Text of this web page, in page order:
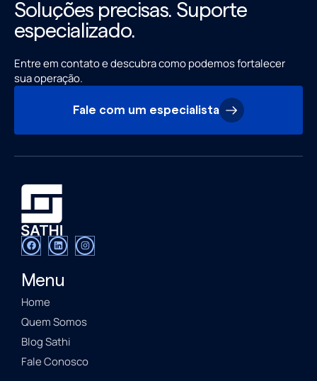
Soluções precisas. Suporte
especializado.
Entre em contato e descubra como podemos fortalecer
sua operação.
Fale com um especialista
Menu
Home
Quem Somos
Blog Sathi
Fale Conosco